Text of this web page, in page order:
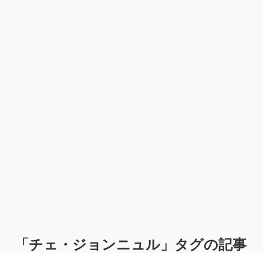
「チェ・ジョンニュル 」タグの記事